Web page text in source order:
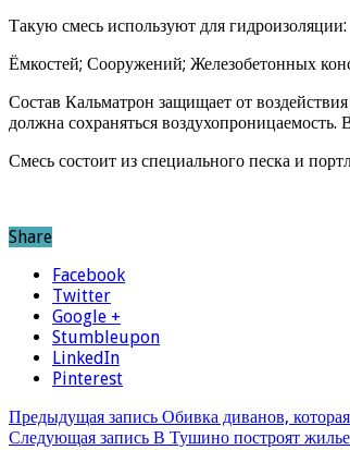
Такую смесь используют для гидроизоляции:
Ёмкостей; Сооружений; Железобетонных
Состав Кальматрон защищает от
должна сохраняться
Смесь состоит из специального песка и
Share
Facebook
Twitter
Google +
Stumbleupon
LinkedIn
Pinterest
Предыдущая запись Обивка диванов,
Следующая запись В Тушино построят